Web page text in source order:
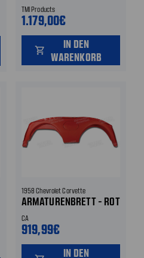
TMI Products
1.179,00€
shopping_cart
IN DEN
WARENKORB
1958 Chevrolet Corvette
ARMATURENBRETT - ROT
CA
919,99€
IN DEN